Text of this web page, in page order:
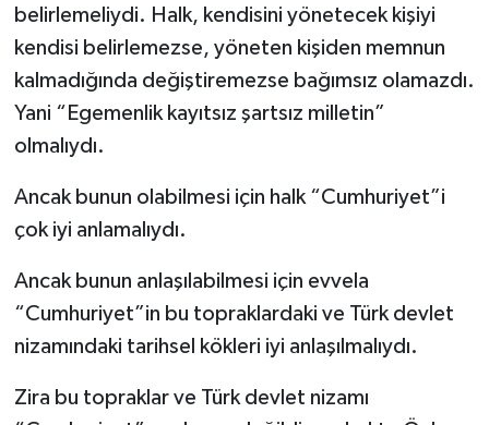
belirlemeliydi. Halk, kendisini yönetecek kişiyi
kendisi belirlemezse, yöneten kişiden memnun
kalmadığında değiştiremezse bağımsız olamazdı.
Yani “Egemenlik kayıtsız şartsız milletin”
olmalıydı.
Ancak bunun olabilmesi için halk “Cumhuriyet”i
çok iyi anlamalıydı.
Ancak bunun anlaşılabilmesi için evvela
“Cumhuriyet”in bu topraklardaki ve Türk devlet
nizamındaki tarihsel kökleri iyi anlaşılmalıydı.
Zira bu topraklar ve Türk devlet nizamı